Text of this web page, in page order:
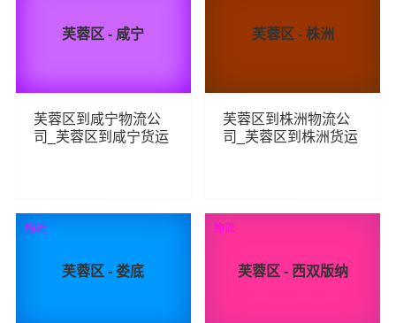
芙蓉区 - 咸宁
芙蓉区到咸宁物流公
司_芙蓉区到咸宁货运
85 查看详细
芙蓉区 - 株洲
芙蓉区到株洲物流公
司_芙蓉区到株洲货运
89 查看详细
芙蓉区 - 娄底
物流
芙蓉区 - 西双版纳
物流